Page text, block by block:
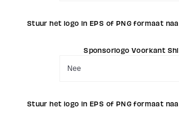
Stuur het logo in EPS of PNG formaat
Sponsorlogo Voorkant
Stuur het logo in EPS of PNG formaat